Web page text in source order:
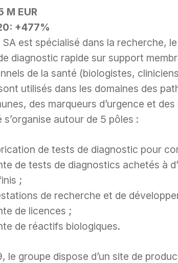
M EUR
+477%
SA est spécialisé dans la recherche,
diagnostic rapide sur support
de la santé (biologistes,
utilisés dans les domaines des
des marqueurs d’urgence et
s’organise autour de 5 pôles :
de tests de diagnostic pour
de tests de diagnostics achetés à
;
de recherche et de
de licences ;
de réactifs biologiques.
le groupe dispose d’un site de